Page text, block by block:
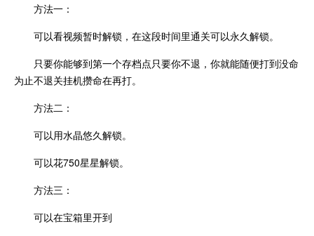
方法一：
可以看视频暂时解锁，在这段时间里通关可以永久解锁。
只要你能够到第一个存档点只要你不退，你就能随便打到没命
为止不退关挂机攒命在再打。
方法二：
可以用水晶悠久解锁。
可以花750星星解锁。
方法三：
可以在宝箱里开到